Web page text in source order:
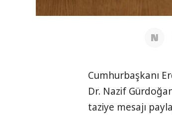
Cumhurbaşkanı
Dr. Nazif
taziye mesajı